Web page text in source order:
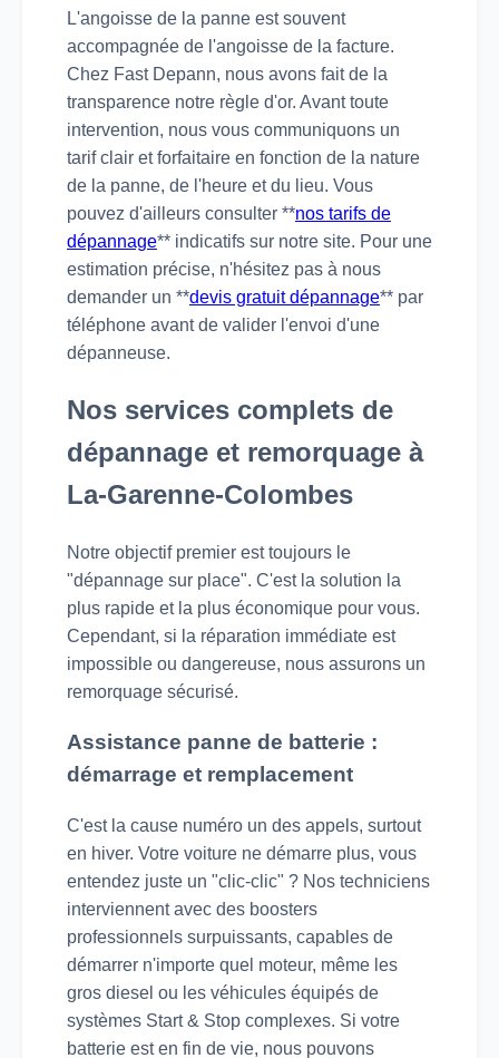
L'angoisse de la panne est souvent
accompagnée de l'angoisse de la facture.
Chez Fast Depann, nous avons fait de la
transparence notre règle d'or. Avant toute
intervention, nous vous communiquons un
tarif clair et forfaitaire en fonction de la nature
de la panne, de l'heure et du lieu. Vous
pouvez d'ailleurs consulter **nos tarifs de
dépannage** indicatifs sur notre site. Pour une
estimation précise, n'hésitez pas à nous
demander un **devis gratuit dépannage** par
téléphone avant de valider l'envoi d'une
dépanneuse.
Nos services complets de
dépannage et remorquage à
La-Garenne-Colombes
Notre objectif premier est toujours le
"dépannage sur place". C'est la solution la
plus rapide et la plus économique pour vous.
Cependant, si la réparation immédiate est
impossible ou dangereuse, nous assurons un
remorquage sécurisé.
Assistance panne de batterie :
démarrage et remplacement
C'est la cause numéro un des appels, surtout
en hiver. Votre voiture ne démarre plus, vous
entendez juste un "clic-clic" ? Nos techniciens
interviennent avec des boosters
professionnels surpuissants, capables de
démarrer n'importe quel moteur, même les
gros diesel ou les véhicules équipés de
systèmes Start & Stop complexes. Si votre
batterie est en fin de vie, nous pouvons